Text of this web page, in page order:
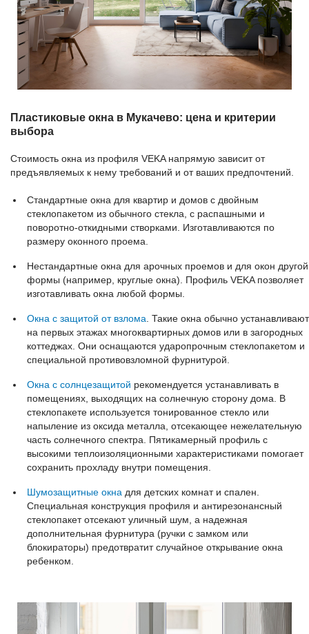
Пластиковые окна в Мукачево: цена и критерии
выбора
Стоимость окна из профиля VEKA напрямую зависит от
предъявляемых к нему требований и от ваших предпочтений.
Стандартные окна для квартир и домов с двойным
стеклопакетом из обычного стекла, с распашными и
поворотно-откидными створками. Изготавливаются по
размеру оконного проема.
Нестандартные окна для арочных проемов и для окон другой
формы (например, круглые окна). Профиль VEKA позволяет
изготавливать окна любой формы.
Окна с защитой от взлома. Такие окна обычно устанавливают
на первых этажах многоквартирных домов или в загородных
коттеджах. Они оснащаются ударопрочным стеклопакетом и
специальной противовзломной фурнитурой.
Окна с солнцезащитой рекомендуется устанавливать в
помещениях, выходящих на солнечную сторону дома. В
стеклопакете используется тонированное стекло или
напыление из оксида металла, отсекающее нежелательную
часть солнечного спектра. Пятикамерный профиль с
высокими теплоизоляционными характеристиками помогает
сохранить прохладу внутри помещения.
Шумозащитные окна для детских комнат и спален.
Специальная конструкция профиля и антирезонансный
стеклопакет отсекают уличный шум, а надежная
дополнительная фурнитура (ручки с замком или
блокираторы) предотвратит случайное открывание окна
ребенком.